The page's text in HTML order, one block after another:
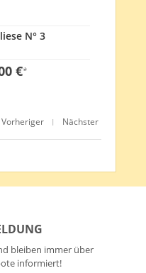
N° 3
€*
Vorheriger | Nächster
bleiben immer über
informiert!